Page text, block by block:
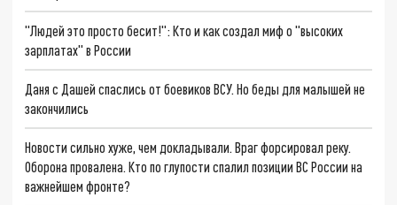
"Людей это просто бесит!": Кто и как создал миф о "высоких
зарплатах" в России
Даня с Дашей спаслись от боевиков ВСУ. Но беды для малышей не
закончились
Новости сильно хуже, чем докладывали. Враг форсировал реку.
Оборона провалена. Кто по глупости спалил позиции ВС России на
важнейшем фронте?